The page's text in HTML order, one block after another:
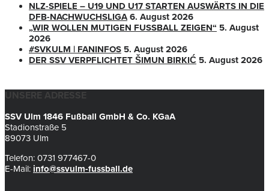
NLZ-SPIELE – U19 UND U17 STARTEN AUSWÄRTS IN DIE
DFB-NACHWUCHSLIGA 6. August 2026
„WIR WOLLEN MUTIGEN FUSSBALL ZEIGEN“
5. August
2026
#SVKULM | FANINFOS 5. August 2026
DER SSV VERPFLICHTET ŠIMUN BIRKIĆ 5. August 2026
UNSERE ADRESSE
SSV Ulm 1846 Fußball GmbH & Co. KGaA
Stadionstraße 5
89073 Ulm
Telefon: 0731 977467-0
E-Mail: info@ssvulm-fussball.de